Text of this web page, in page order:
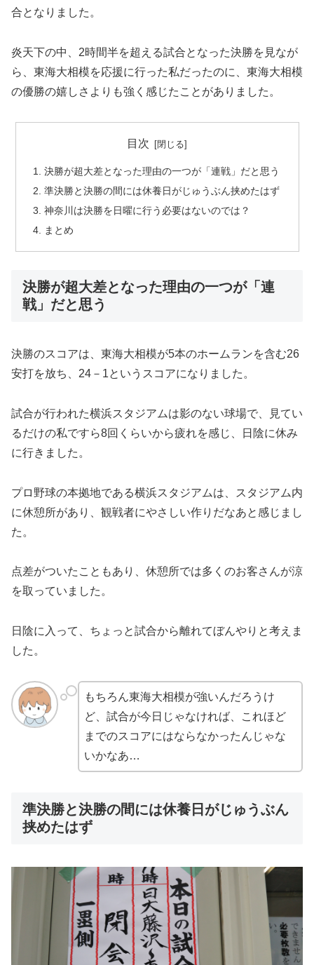
合となりました。
炎天下の中、2時間半を超える試合となった決勝を見なが
ら、東海大相模を応援に行った私だったのに、東海大相模
の優勝の嬉しさよりも強く感じたことがありました。
目次
決勝が超大差となった理由の一つが「連戦」だと思う
準決勝と決勝の間には休養日がじゅうぶん挟めたはず
神奈川は決勝を日曜に行う必要はないのでは？
まとめ
決勝が超大差となった理由の一つが「連
戦」だと思う
決勝のスコアは、東海大相模が5本のホームランを含む26
安打を放ち、24－1というスコアになりました。
試合が行われた横浜スタジアムは影のない球場で、見てい
るだけの私ですら8回くらいから疲れを感じ、日陰に休み
に行きました。
プロ野球の本拠地である横浜スタジアムは、スタジアム内
に休憩所があり、観戦者にやさしい作りだなあと感じまし
た。
点差がついたこともあり、休憩所では多くのお客さんが涼
を取っていました。
日陰に入って、ちょっと試合から離れてぼんやりと考えま
した。
もちろん東海大相模が強いんだろうけ
ど、試合が今日じゃなければ、これほど
までのスコアにはならなかったんじゃな
いかなあ…
準決勝と決勝の間には休養日がじゅうぶん
挟めたはず